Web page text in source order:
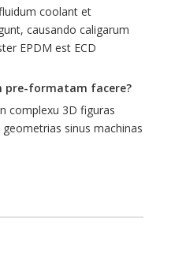
coolant et
causando caligarum
EPDM est ECD
pre-formatam facere?
complexu 3D figuras
sinus machinas